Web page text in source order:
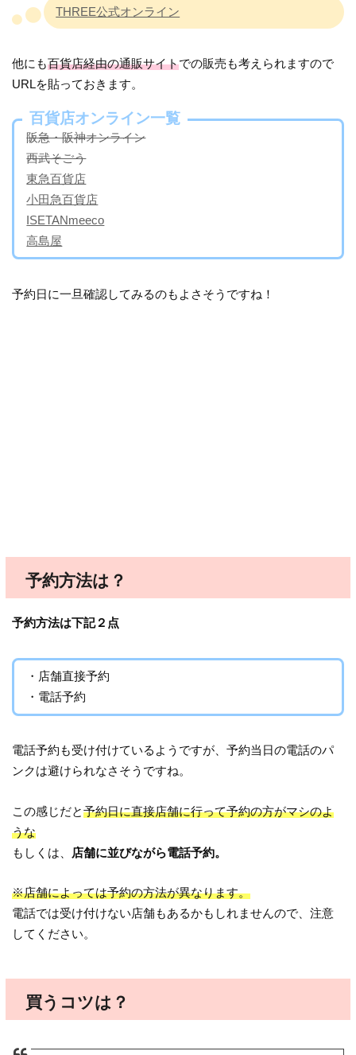
THREE公式オンライン
他にも百貨店経由の通販サイトでの販売も考えられますので
URLを貼っておきます。
百貨店オンライン一覧
阪急・阪神オンライン
西武そごう
東急百貨店
小田急百貨店
ISETANmeeco
高島屋
予約日に一旦確認してみるのもよさそうですね！
予約方法は？
予約方法は下記２点
・店舗直接予約
・電話予約
電話予約も受け付けているようですが、予約当日の電話のパ
ンクは避けられなさそうですね。
この感じだと予約日に直接店舗に行って予約の方がマシのよ
うな
もしくは、
店舗に並びながら電話予約。
※店舗によっては予約の方法が異なります。
電話では受け付けない店舗もあるかもしれませんので、注意
してください。
買うコツは？